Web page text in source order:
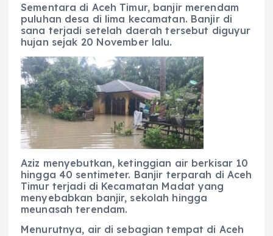
Sementara di Aceh Timur, banjir merendam
puluhan desa di lima kecamatan. Banjir di
sana terjadi setelah daerah tersebut diguyur
hujan sejak 20 November lalu.
Aziz menyebutkan, ketinggian air berkisar 10
hingga 40 sentimeter. Banjir terparah di Aceh
Timur terjadi di Kecamatan Madat yang
menyebabkan banjir, sekolah hingga
meunasah terendam.
Menurutnya, air di sebagian tempat di Aceh